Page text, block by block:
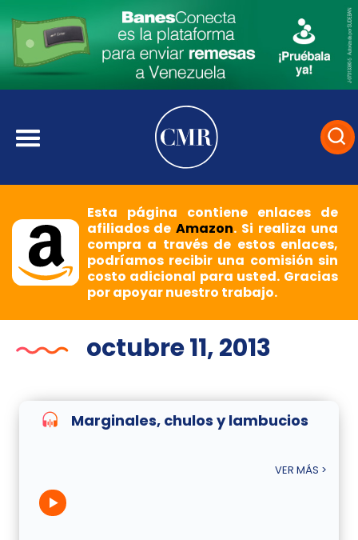
Esta página contiene enlaces de
afiliados deAmazon. Si realiza una
compra a través de estos enlaces,
podríamos recibir una comisión sin
costo adicional para usted. Gracias
por apoyar nuestro trabajo.
octubre 11, 2013
Marginales, chulos y lambucios
VER MÁS >